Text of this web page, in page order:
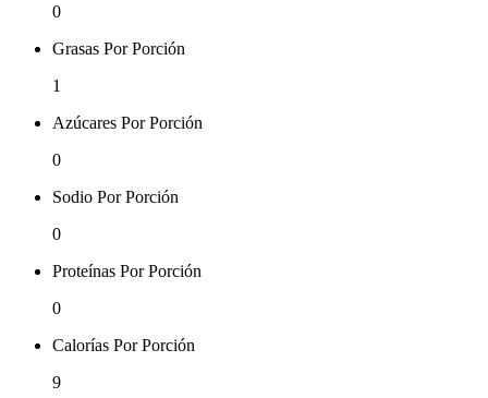
0
Grasas Por Porción
1
Azúcares Por Porción
0
Sodio Por Porción
0
Proteínas Por Porción
0
Calorías Por Porción
9